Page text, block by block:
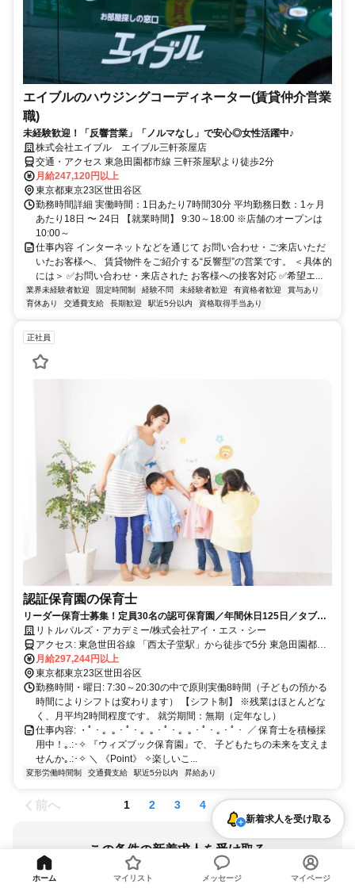
エイブルのハウジングコーディネーター(賃貸仲介営業
職)
未経験歓迎！「反響営業」「ノルマなし」で安心◎女性活躍中♪
株式会社エイブル エイブル三軒茶屋店
交通・アクセス 東急田園都市線 三軒茶屋駅より徒歩2分
月給247,120円以上
東京都東京23区世田谷区
勤務時間詳細 実働時間：1日あたり7時間30分 平均勤務日数：1ヶ月
あたり18日 〜 24日 【就業時間】 9:30～18:00 ※店舗のオープンは
10:00～
仕事内容 インターネットなどを通じて お問い合わせ・ご来店いただ
いたお客様へ、 賃貸物件をご紹介する“反響型”の営業です。 ＜具体的
には＞ ✅お問い合わせ・来店された お客様への接客対応 ✅希望エ...
業界未経験者歓迎 固定時間制 経験不問 未経験者歓迎 有資格者歓迎
賞与あり
育休あり
交通費支給 長期歓迎 駅近5分以内 資格取得手当あり
正社員
認証保育園の保育士
リーダー保育士募集！定員30名の認可保育園／年間休日125日／タブレ
ット導入／残業月2h程と少なめ
リトルパルズ・アカデミー/株式会社アイ・エス・シー
アクセス: 東急世田谷線 「西太子堂駅」から徒歩で5分 東急田園都市
線 「三軒茶屋駅」から徒歩で8分 東急世田谷線 「三軒茶屋駅」から
徒歩で8分
月給297,244円以上
東京都東京23区世田谷区
勤務時間・曜日: 7:30～20:30の中で原則実働8時間（子どもの預かる
時間によりシフトは変わります） 【シフト制】 ※残業はほとんどな
く、月平均2時間程度です。 就労期間：無期（定年なし）
仕事内容: ・ﾟ・。｡・ﾟ・。｡・ﾟ・。｡・ﾟ・｡・ﾟ・ ／ 保育士を積極採
用中！｡.:･✧ 『ウィズブック保育園』で、 子どもたちの未来を支えま
せんか｡.:･✧ ＼ 《Point》 ✧楽しいこ...
変形労働時間制 交通費支給 駅近5分以内 昇給あり
前へ 1 2 3 4 5
この条件の新着求人を受け取る
東京都 / 西太子堂駅
新着求人を受け取る
ホーム マイリスト メッセージ マイページ